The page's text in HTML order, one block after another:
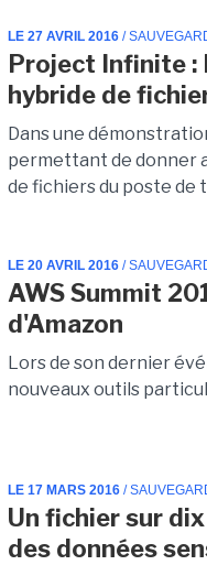
LE 27 AVRIL 2016 /
Project Infinite :
hybride de
Dans une
permettant de donner
de fichiers du poste de
LE 20 AVRIL 2016 /
AWS Summit
d'Amazon
Lors de son dernier
nouveaux outils
LE 17 MARS 2016 /
Un fichier sur
des données